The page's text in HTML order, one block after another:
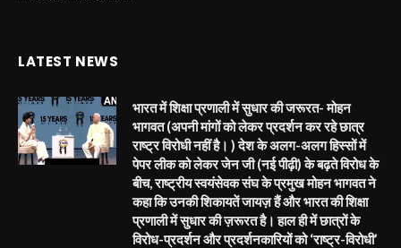
LATEST NEWS
भारत में शिक्षा प्रणाली में सुधार की जरूरत- मोहन
भागवत (अपनी मांगों को लेकर प्रदर्शन कर रहे छात्र
राष्ट्र विरोधी नहीं है। ) देश के अलग-अलग हिस्सों में
पेपर लीक को लेकर जेन जी (नई पीढ़ी) के बढ़ते विरोध के
बीच, राष्ट्रीय स्वयंसेवक संघ के प्रमुख मोहन भागवत ने
कहा कि उनकी शिकायतें जायज़ हैं और भारत की शिक्षा
प्रणाली में सुधार की ज़रूरत है। हाल ही में छात्रों के
विरोध-प्रदर्शन और प्रदर्शनकारियों को ‘राष्ट्र-विरोधी’